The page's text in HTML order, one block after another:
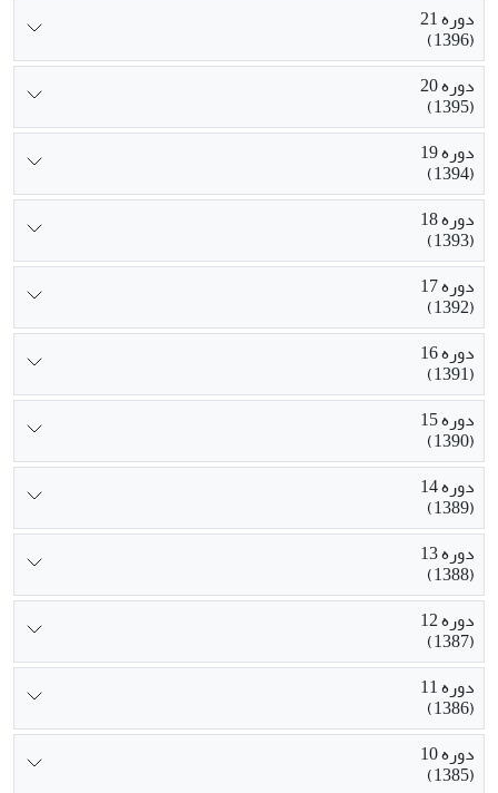
دوره 21
(1396)
دوره 20
(1395)
دوره 19
(1394)
دوره 18
(1393)
دوره 17
(1392)
دوره 16
(1391)
دوره 15
(1390)
دوره 14
(1389)
دوره 13
(1388)
دوره 12
(1387)
دوره 11
(1386)
دوره 10
(1385)